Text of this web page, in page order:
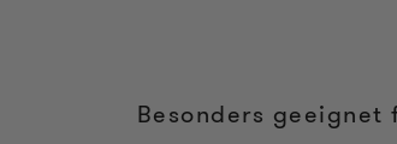
Besonders geeignet